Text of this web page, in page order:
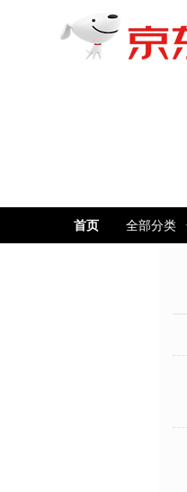
首页 全部分类